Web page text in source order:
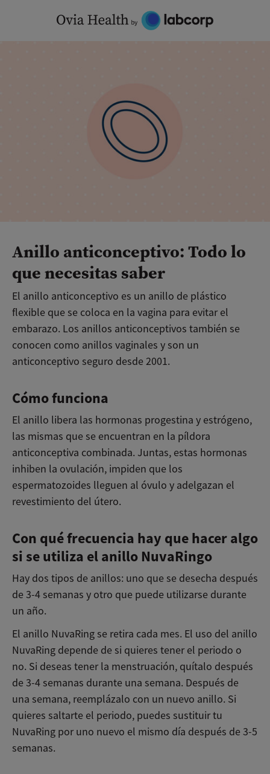
Anillo anticonceptivo: Todo lo
que necesitas saber
El anillo anticonceptivo es un anillo de plástico
flexible que se coloca en la vagina para evitar el
embarazo. Los anillos anticonceptivos también se
conocen como anillos vaginales y son un
anticonceptivo seguro desde 2001.
Cómo funciona
El anillo libera las hormonas progestina y estrógeno,
las mismas que se encuentran en la píldora
anticonceptiva combinada. Juntas, estas hormonas
inhiben la ovulación, impiden que los
espermatozoides lleguen al óvulo y adelgazan el
revestimiento del útero.
Con qué frecuencia hay que hacer algo
si se utiliza el anillo NuvaRingo
Hay dos tipos de anillos: uno que se desecha después
de 3-4 semanas y otro que puede utilizarse durante
un año.
El anillo NuvaRing se retira cada mes. El uso del anillo
NuvaRing depende de si quieres tener el periodo o
no. Si deseas tener la menstruación, quítalo después
de 3-4 semanas durante una semana. Después de
una semana, reemplázalo con un nuevo anillo. Si
quieres saltarte el periodo, puedes sustituir tu
NuvaRing por uno nuevo el mismo día después de 3-5
semanas.